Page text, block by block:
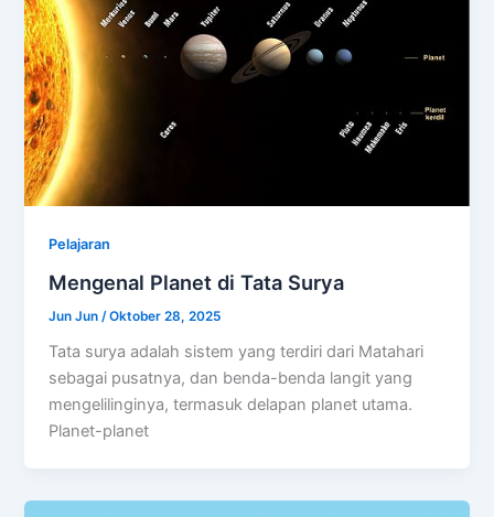
Pelajaran
Mengenal Planet di Tata Surya
Jun Jun /Oktober 28, 2025
Tata surya adalah sistem yang terdiri dari Matahari
sebagai pusatnya, dan benda-benda langit yang
mengelilinginya, termasuk delapan planet utama.
Planet-planet